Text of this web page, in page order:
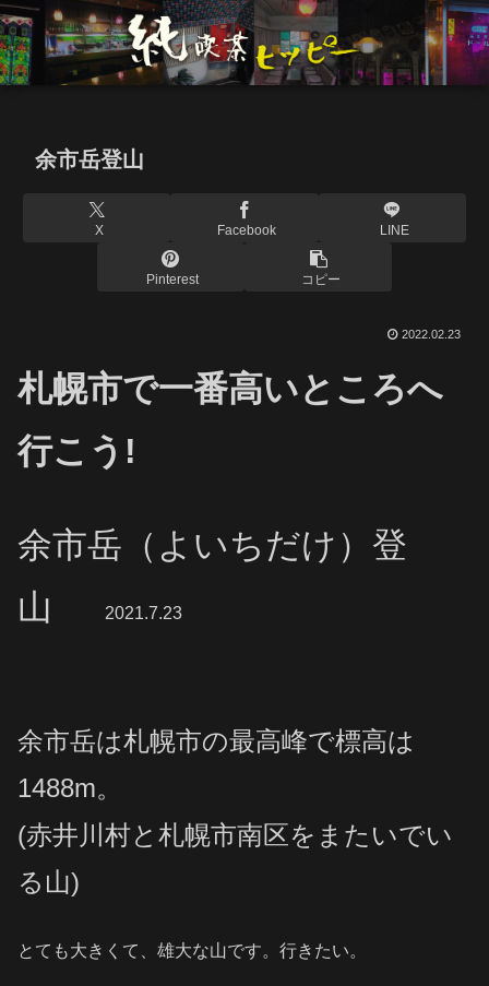
余市岳登山
X Facebook LINE
Pinterest コピー
2022.02.23
札幌市で一番高いところへ
行こう!
余市岳（よいちだけ）登
山
2021.7.23
余市岳は札幌市の最高峰で標高は
1488m。
(赤井川村と札幌市南区をまたいでい
る山)
とても大きくて、雄大な山です。行きたい。